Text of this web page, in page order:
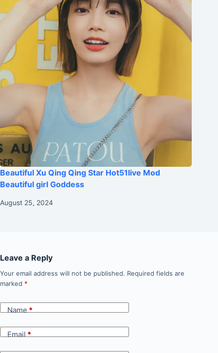
Beautiful Xu Qing Qing Star Hot51live Mod
Beautiful girl Goddess
August 25, 2024
Leave a Reply
Your email address will not be published. Required fields are
marked *
Name*
Email*